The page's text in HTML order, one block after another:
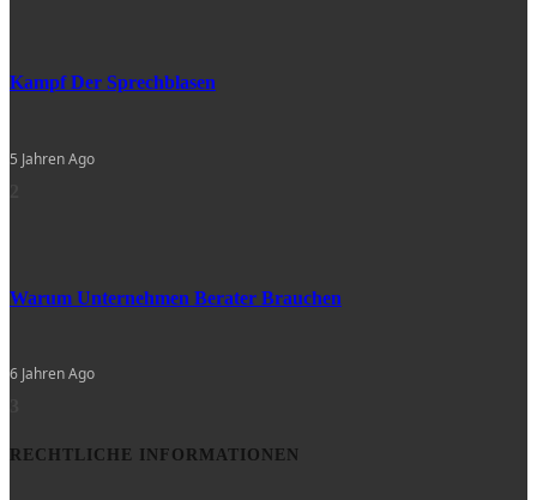
Kampf Der Sprechblasen
5 Jahren Ago
Warum Unternehmen Berater Brauchen
6 Jahren Ago
RECHTLICHE INFORMATIONEN